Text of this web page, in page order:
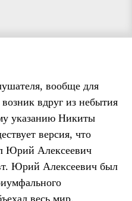
вообще для
возник вдруг из небытия
указанию Никиты
версия, что
Юрий Алексеевич
Юрий Алексеевич был
весь мир.